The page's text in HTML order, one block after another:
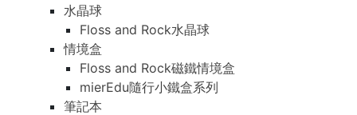
水晶球
Floss and Rock水晶球
情境盒
Floss and Rock磁鐵情境盒
mierEdu隨行小鐵盒系列
筆記本